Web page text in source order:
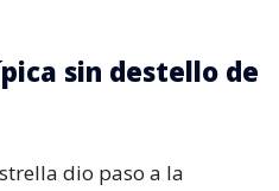
sin destello de
dio paso a la